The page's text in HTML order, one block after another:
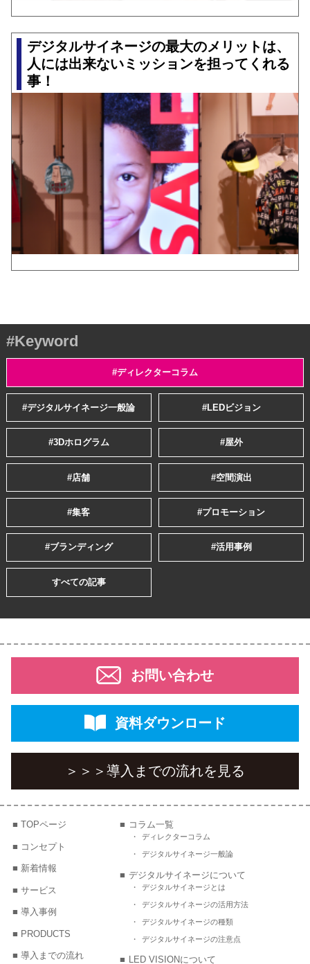
デジタルサイネージの最大のメリットは、
人には出来ないミッションを担ってくれる
事！
#Keyword
#ディレクターコラム
#デジタルサイネージ一般論 #LEDビジョン
#3Dホログラム #屋外
#店舗 #空間演出
#集客 #プロモーション
#ブランディング #活用事例
すべての記事
＞＞＞ 導入までの流れを見る
お問い合わせ
資料ダウンロード
TOPページ
コンセプト
新着情報
サービス
導入事例
PRODUCTS
導入までの流れ
コラム一覧
ディレクターコラム
デジタルサイネージ一般論
デジタルサイネージについて
デジタルサイネージとは
デジタルサイネージの活用方法
デジタルサイネージの種類
デジタルサイネージの注意点
LED VISIONについて